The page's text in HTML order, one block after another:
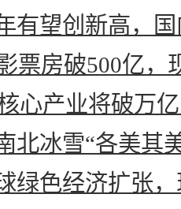
有望创新高，
票房破500亿，
心产业将破万
北冰雪“各美其
绿色经济扩张